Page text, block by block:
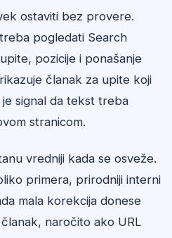
ostaviti bez provere.
pogledati Search
pozicije i ponašanje
članak za upite koji
signal da tekst treba
stranicom.
vredniji kada se osveže.
primera, prirodniji interni
mala korekcija donese
naročito ako URL